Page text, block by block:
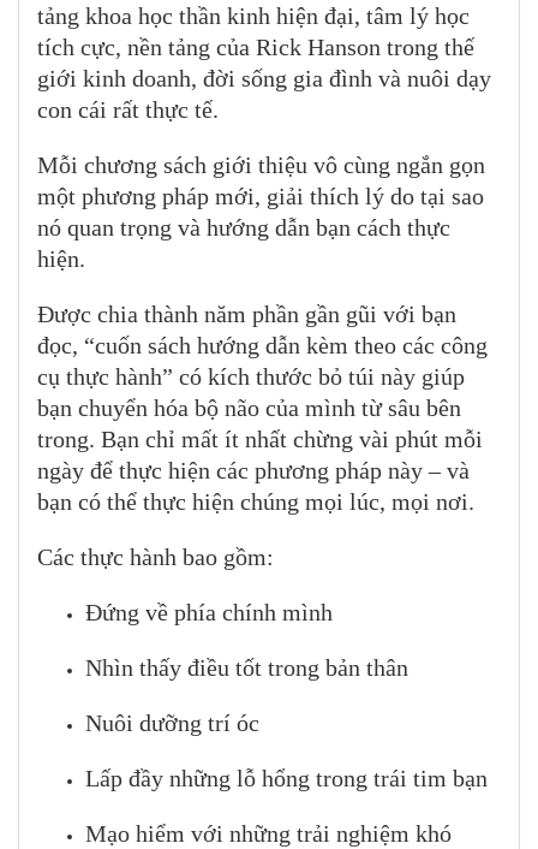
tảng khoa học thần kinh hiện đại, tâm lý học
tích cực, nền tảng của Rick Hanson trong thế
giới kinh doanh, đời sống gia đình và nuôi dạy
con cái rất thực tế.
Mỗi chương sách giới thiệu vô cùng ngắn gọn
một phương pháp mới, giải thích lý do tại sao
nó quan trọng và hướng dẫn bạn cách thực
hiện.
Được chia thành năm phần gần gũi với bạn
đọc, “cuốn sách hướng dẫn kèm theo các công
cụ thực hành” có kích thước bỏ túi này giúp
bạn chuyển hóa bộ não của mình từ sâu bên
trong. Bạn chỉ mất ít nhất chừng vài phút mỗi
ngày để thực hiện các phương pháp này – và
bạn có thể thực hiện chúng mọi lúc, mọi nơi.
Các thực hành bao gồm:
Đứng về phía chính mình
Nhìn thấy điều tốt trong bản thân
Nuôi dưỡng trí óc
Lấp đầy những lỗ hổng trong trái tim bạn
Mạo hiểm với những trải nghiệm khó